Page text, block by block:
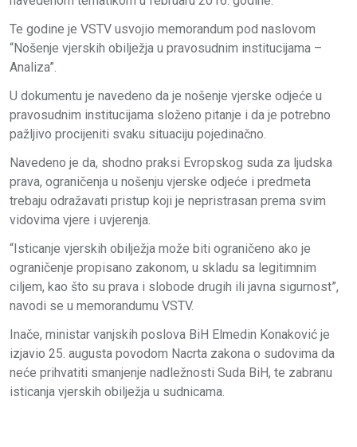
Te godine je VSTV usvojio memorandum pod naslovom
“Nošenje vjerskih obilježja u pravosudnim institucijama –
Analiza”.
U dokumentu je navedeno da je nošenje vjerske odjeće u
pravosudnim institucijama složeno pitanje i da je potrebno
pažljivo procijeniti svaku situaciju pojedinačno.
Navedeno je da, shodno praksi Evropskog suda za ljudska
prava, ograničenja u nošenju vjerske odjeće i predmeta
trebaju odražavati pristup koji je nepristrasan prema svim
vidovima vjere i uvjerenja.
“Isticanje vjerskih obilježja može biti ograničeno ako je
ograničenje propisano zakonom, u skladu sa legitimnim
ciljem, kao što su prava i slobode drugih ili javna sigurnost”,
navodi se u memorandumu VSTV.
Inače, ministar vanjskih poslova BiH Elmedin Konaković je
izjavio 25. augusta povodom Nacrta zakona o sudovima da
neće prihvatiti smanjenje nadležnosti Suda BiH, te zabranu
isticanja vjerskih obilježja u sudnicama.